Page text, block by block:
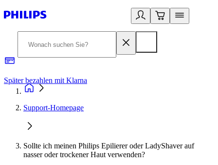
Später bezahlen mit Klarna
Support-Homepage
Sollte ich meinen Philips Epilierer oder LadyShaver auf
nasser oder trockener Haut verwenden?